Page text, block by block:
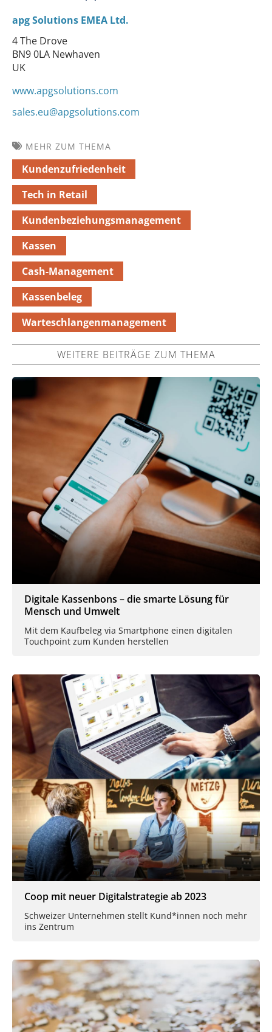
apg Solutions EMEA Ltd.
4 The Drove
BN9 0LA Newhaven
UK
www.apgsolutions.com
sales.eu@apgsolutions.com
MEHR ZUM THEMA
Kundenzufriedenheit
Tech in Retail
Kundenbeziehungsmanagement
Kassen
Cash-Management
Kassenbeleg
Warteschlangenmanagement
WEITERE BEITRÄGE ZUM THEMA
Digitale Kassenbons – die smarte Lösung für
Mensch und Umwelt
Mit dem Kaufbeleg via Smartphone einen digitalen
Touchpoint zum Kunden herstellen
Coop mit neuer Digitalstrategie ab 2023
Schweizer Unternehmen stellt Kund*innen noch mehr
ins Zentrum